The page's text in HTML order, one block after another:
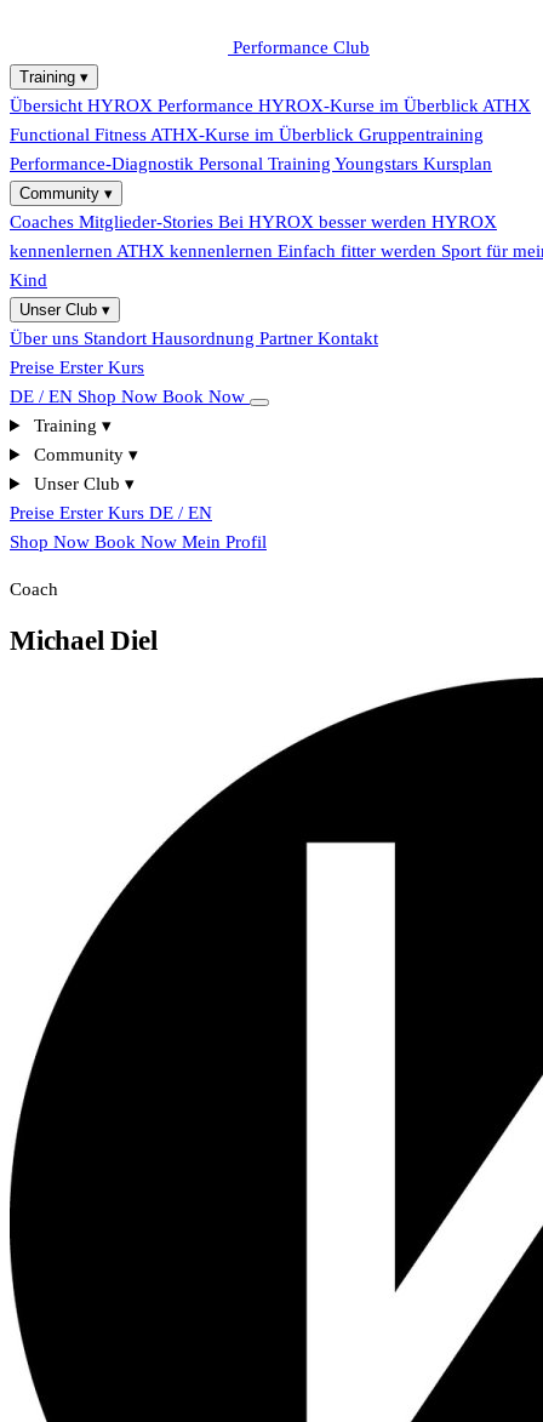
Performance Club
Training ▾
Übersicht HYROX Performance HYROX-Kurse im Überblick ATHX
Functional Fitness ATHX-Kurse im Überblick Gruppentraining
Performance-Diagnostik Personal Training Youngstars Kursplan
Community ▾
Coaches Mitglieder-Stories Bei HYROX besser werden HYROX
kennenlernen ATHX kennenlernen Einfach fitter werden Sport für
Kind
Unser Club ▾
Über uns Standort Hausordnung Partner Kontakt
Preise Erster Kurs
DE / EN Shop Now Book Now
Training ▾
Community ▾
Unser Club ▾
Preise Erster Kurs DE / EN
Shop Now Book Now Mein Profil
Coach
Michael Diel